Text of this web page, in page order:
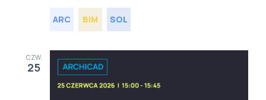
ARC BIM SOL
CZW.
25